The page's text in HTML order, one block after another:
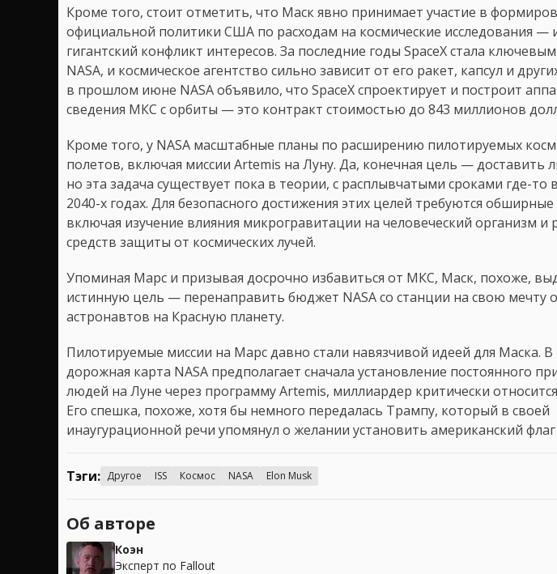
Кроме того, стоит отметить, что Маск явно принимает участие в
официальной политики США по расходам на космические исследования —
гигантский конфликт интересов. За последние годы SpaceX стала
NASA, и космическое агентство сильно зависит от его ракет, капсул и
в прошлом июне NASA объявило, что SpaceX спроектирует и построит
сведения МКС с орбиты — это контракт стоимостью до 843 миллионов
Кроме того, у NASA масштабные планы по расширению пилотируемых
полетов, включая миссии Artemis на Луну. Да, конечная цель — доставить
но эта задача существует пока в теории, с расплывчатыми сроками где-то
2040-х годах. Для безопасного достижения этих целей требуются обширные
включая изучение влияния микрогравитации на человеческий организм и
средств защиты от космических лучей.
Упоминая Марс и призывая досрочно избавиться от МКС, Маск, похоже,
истинную цель — перенаправить бюджет NASA со станции на свою мечту
астронавтов на Красную планету.
Пилотируемые миссии на Марс давно стали навязчивой идеей для Маска. В
дорожная карта NASA предполагает сначала установление постоянного
людей на Луне через программу Artemis, миллиардер критически
Его спешка, похоже, хотя бы немного передалась Трампу, который в своей
инаугурационной речи упомянул о желании установить американский
Тэги: Другое ISS Космос NASA Elon Musk
Об авторе
Коэн
Эксперт по Fallout